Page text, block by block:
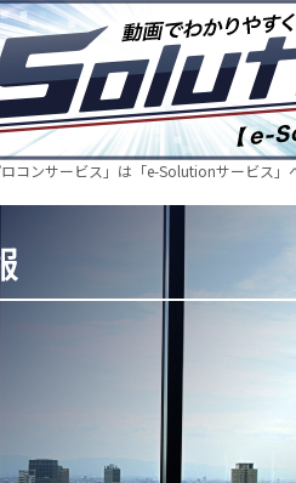
期生 辞令交付式を行いました
新たな活気を！NDTEC株式会
加わりました🔧
10期生 OJT研修の様子をご紹介
フィス移転しました～！🚚
デンウイークに伴う休業期間の
フィス 事務所移転のお知らせ
年度 入社式🌸
経営優良法人2026に認定 ― 日本
健康経営への取り組み
コンサービス」は「e-Solutionサービス」